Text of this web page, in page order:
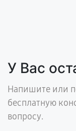
У Вас
Напишите или
бесплатную
вопросу.